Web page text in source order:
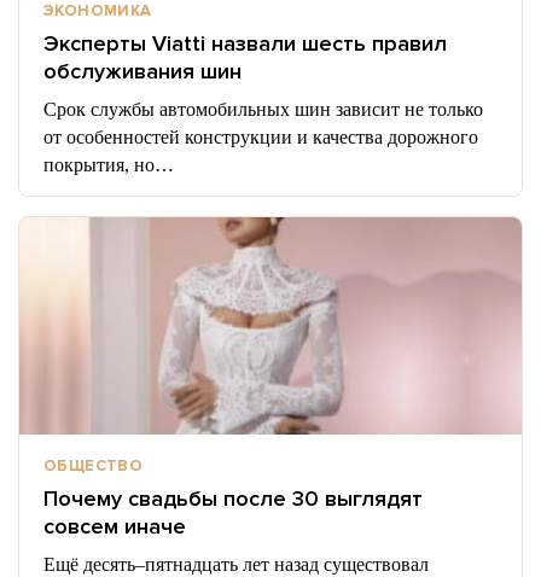
ЭКОНОМИКА
Эксперты Viatti назвали шесть правил
обслуживания шин
Срок службы автомобильных шин зависит не только
от особенностей конструкции и качества дорожного
покрытия, но…
ОБЩЕСТВО
Почему свадьбы после 30 выглядят
совсем иначе
Ещё десять–пятнадцать лет назад существовал